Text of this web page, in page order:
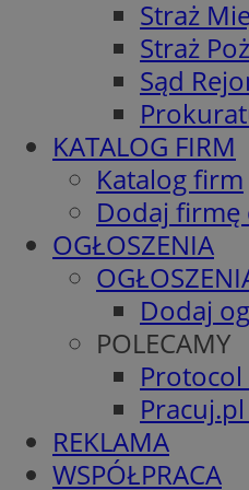
Straż
Straż
Sąd
KATALOG FIRM
Katalog firm
Dodaj firmę
OGŁOSZENIA
Dodaj
POLECAMY
Protocol
REKLAMA
WSPÓŁPRACA